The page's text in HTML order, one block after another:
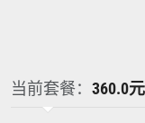
当前套餐： 360.0